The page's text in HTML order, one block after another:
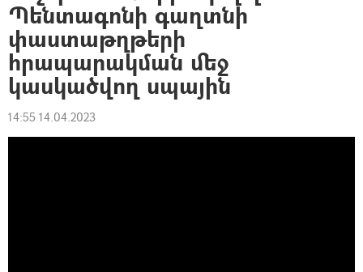
Պենտագոնի գաղտնի
փաստաթղթերի
հրապարակման մեջ
կասկածվող սպային
14:55 14.04.2023